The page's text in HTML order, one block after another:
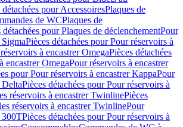
détachées pour AccessoiresPlaques de
de WCPlaques de
détachées pour Plaques de déclenchementPour
Pièces détachées pour Pour réservoirs à
à encastrer OmegaPièces détachées
encastrer OmegaPour réservoirs à encastrer
pour Pour réservoirs à encastrer KappaPour
DeltaPièces détachées pour Pour réservoirs à
réservoirs à encastrer TwinlinePièces
réservoirs à encastrer TwinlinePour
300TPièces détachées pour Pour réservoirs à